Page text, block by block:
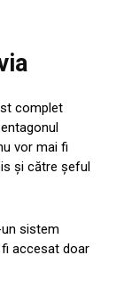
complet
vor mai fi
și către șeful
sistem
accesat doar